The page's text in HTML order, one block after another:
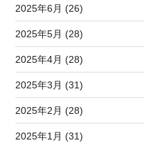
2025年6月 (26)
2025年5月 (28)
2025年4月 (28)
2025年3月 (31)
2025年2月 (28)
2025年1月 (31)